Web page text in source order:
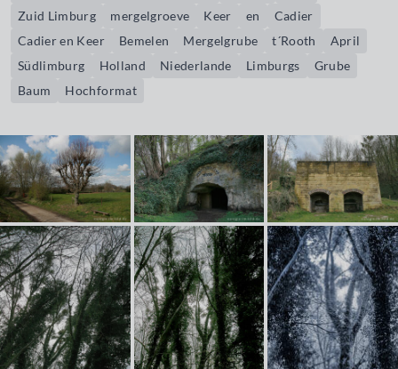
Zuid Limburg
mergelgroeve Keer en
Cadier
Cadier en Keer
Bemelen Mergelgrube t´Rooth
April
Südlimburg
Holland Niederlande Limburgs
Grube
Baum
Hochformat